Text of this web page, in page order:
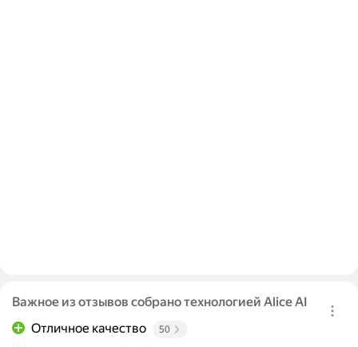
Важное из отзывов собрано технологией Alice AI
Отличное качество
50